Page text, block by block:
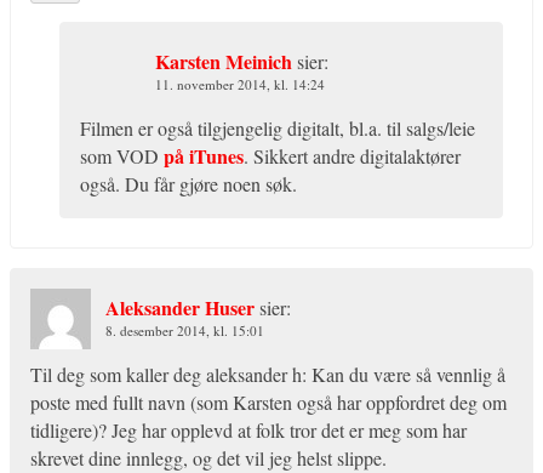
Karsten Meinichsier:
11. november 2014, kl. 14:24
Filmen er også tilgjengelig digitalt, bl.a. til salgs/leie
som VOD på iTunes. Sikkert andre digitalaktører
også. Du får gjøre noen søk.
Aleksander Husersier:
8. desember 2014, kl. 15:01
Til deg som kaller deg aleksander h: Kan du være så vennlig å
poste med fullt navn (som Karsten også har oppfordret deg om
tidligere)? Jeg har opplevd at folk tror det er meg som har
skrevet dine innlegg, og det vil jeg helst slippe.